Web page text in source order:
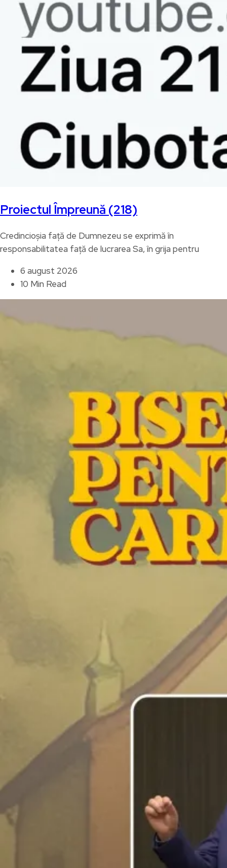
Proiectul Împreună (218)
Credincioșia față de Dumnezeu se exprimă în
responsabilitatea față de lucrarea Sa, în grija pentru
6 august 2026
10 Min Read